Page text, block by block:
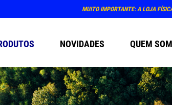
MUITO IMPORTANTE: A LOJA
NOVIDADES QUEM